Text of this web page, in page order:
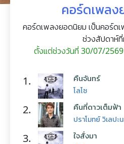
คอร์ดเพล
คอร์ดเพลงยอดนิยม เป็นคอร์ด
ช่วงสัปดาห์
ตั้งแต่ช่วงวันที่ 30/07/
1. คืนจันทร์
โลโซ
2. คืนที่ดาวเต็มฟ้า
ปราโมทย์ วิเลปะน
3. ใจสั่งมา